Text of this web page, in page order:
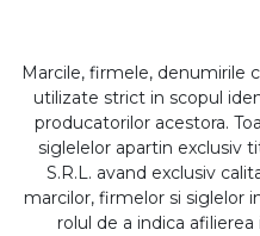
Marcile, firmele, denumirile
utilizate strict in scopul
producatorilor acestora.
siglelelor apartin exclusiv
S.R.L. avand exclusiv
marcilor, firmelor si siglelor
rolul de a indica